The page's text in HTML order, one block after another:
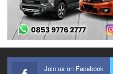
Join us on Facebook